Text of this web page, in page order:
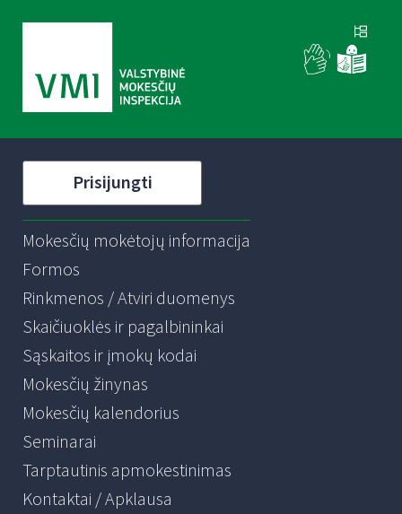
Prisijungti
Mokesčių mokėtojų informacija
Formos
Rinkmenos / Atviri duomenys
Skaičiuoklės ir pagalbininkai
Sąskaitos ir įmokų kodai
Mokesčių žinynas
Mokesčių kalendorius
Seminarai
Tarptautinis apmokestinimas
Kontaktai / Apklausa